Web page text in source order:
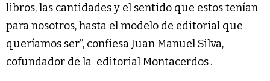
libros, las cantidades y el sentido que estos tenían
para nosotros, hasta el modelo de editorial que
queríamos ser”, confiesa Juan Manuel Silva,
cofundador de la editorial Montacerdos .